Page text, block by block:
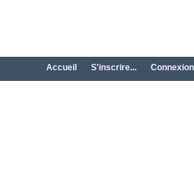
Accueil S'inscrire... Connexion